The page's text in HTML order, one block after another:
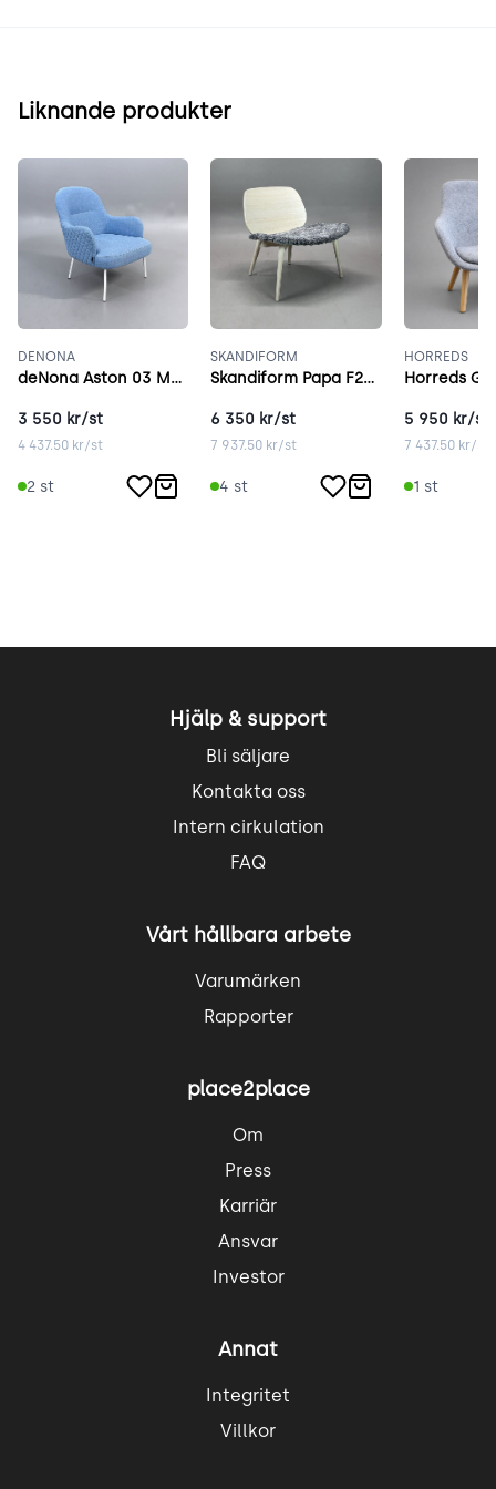
Liknande produkter
DENONA
deNona Aston 03 Metal ljusblå
3 550 kr/st
4 437.50 kr/st
2 st
SKANDIFORM
Skandiform Papa F276 ask
6 350 kr/st
7 937.50 kr/st
4 st
HORREDS
5 950 kr/st
7 437.50kr/st
1 st
Hjälp & support
Bli säljare
Kontakta oss
Intern cirkulation
FAQ
Vårt hållbara arbete
Varumärken
Rapporter
place2place
Om
Press
Karriär
Ansvar
Investor
Annat
Integritet
Villkor